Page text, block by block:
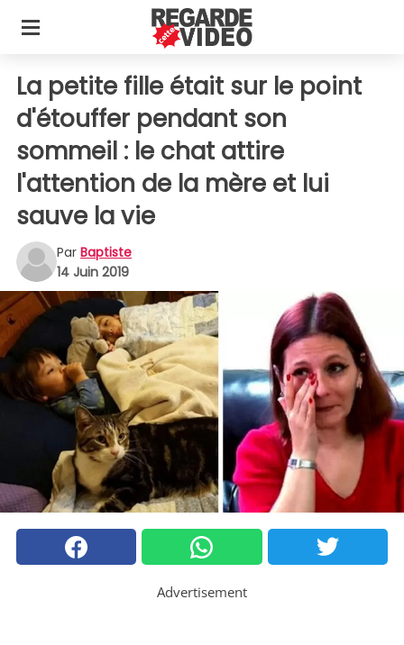
La petite fille était sur le point
d'étouffer pendant son
sommeil : le chat attire
l'attention de la mère et lui
sauve la vie
Par Baptiste
14 Juin 2019
Advertisement